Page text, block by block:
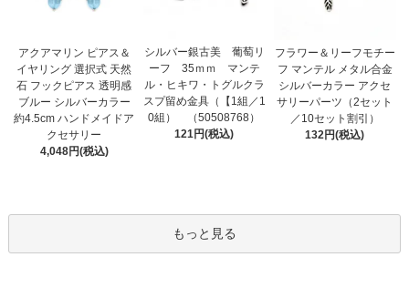
アクアマリン ピアス＆
イヤリング 選択式 天然
石 フックピアス 透明感
ブルー シルバーカラー
約4.5cm ハンドメイドア
クセサリー
4,048円(税込)
シルバー銀古美 葡萄リ
ーフ 35ｍｍ マンテ
ル・ヒキワ・トグルクラ
スプ留め金具（【1組／1
0組） （50508768）
121円(税込)
フラワー＆リーフモチー
フ マンテル メタル合金
シルバーカラー アクセ
サリーパーツ（2セット
／10セット割引）
132円(税込)
もっと見る